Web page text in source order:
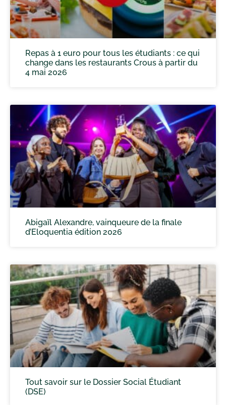
Repas à 1 euro pour tous les étudiants : ce qui
change dans les restaurants Crous à partir du
4 mai 2026
Abigaïl Alexandre, vainqueure de la finale
d’Eloquentia édition 2026
Tout savoir sur le Dossier Social Étudiant
(DSE)